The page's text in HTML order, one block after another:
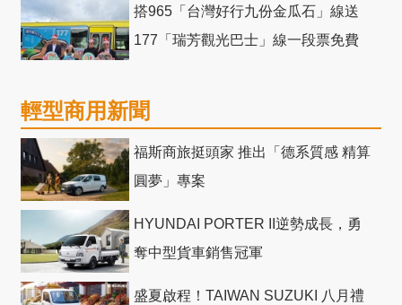
搭965「台灣好行九份金瓜石」線送
177「瑞芳觀光巴士」線一段票免費
輕型商用新聞
福斯商旅挺頭家 推出「德系質感 精算
圓夢」專案
HYUNDAI PORTER II逆勢成長，勇
奪中型貨車銷售冠軍
盛夏啟程！TAIWAN SUZUKI 八月禮